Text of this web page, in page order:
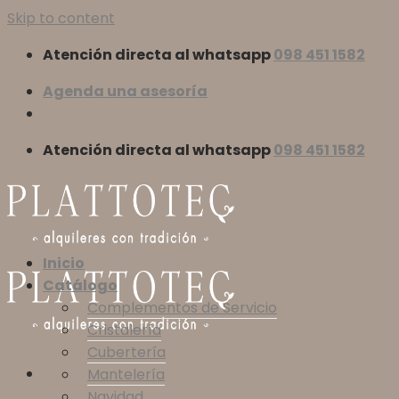
Skip to content
Atención directa al whatsapp098 451 1582
Agenda una asesoría
Atención directa al whatsapp098 451 1582
Inicio
Catálogo
Complementos de Servicio
Cristalería
Cubertería
Mantelería